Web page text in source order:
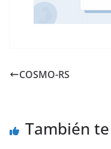
COSMO-RS
También